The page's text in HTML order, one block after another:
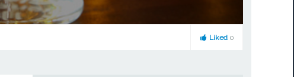
Liked 0